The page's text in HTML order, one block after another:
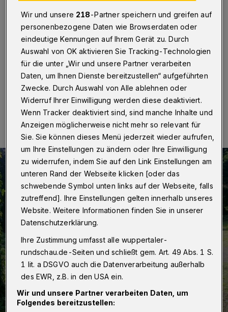
Wuppertal·Die Kriegsgräberanlage auf dem
evangelischen Friedhof an der Solinger Straße ist in
mehreren Arbeitsschritten saniert worden. Das Land
hatte dafür in den vergangenen drei Jahren rund
28.000 Euro zur Verfügung gestellt
07.12.2015 , 21:49 Uhr Eine Minute Lesezeit
Wir und unsere 218-Partner speichern und greifen auf
personenbezogene Daten wie Browserdaten oder
eindeutige Kennungen auf Ihrem Gerät zu. Durch
Auswahl von OK aktivieren Sie Tracking-Technologien
für die unter „Wir und unsere Partner verarbeiten
Daten, um Ihnen Dienste bereitzustellen“ aufgeführten
Zwecke. Durch Auswahl von Alle ablehnen oder
Widerruf Ihrer Einwilligung werden diese deaktiviert.
Wenn Tracker deaktiviert sind, sind manche Inhalte und
Anzeigen möglicherweise nicht mehr so relevant für
Sie. Sie können dieses Menü jederzeit wieder aufrufen,
um Ihre Einstellungen zu ändern oder Ihre Einwilligung
zu widerrufen, indem Sie auf den Link Einstellungen am
unteren Rand der Webseite klicken [oder das
schwebende Symbol unten links auf der Webseite, falls
zutreffend]. Ihre Einstellungen gelten innerhalb unseres
Website. Weitere Informationen finden Sie in unserer
Datenschutzerklärung.
Ihre Zustimmung umfasst alle wuppertaler-
rundschau.de-Seiten und schließt gem. Art. 49 Abs. 1 S.
1 lit. a DSGVO auch die Datenverarbeitung außerhalb
des EWR, z.B. in den USA ein.
Wir und unsere Partner verarbeiten Daten, um
Folgendes bereitzustellen: